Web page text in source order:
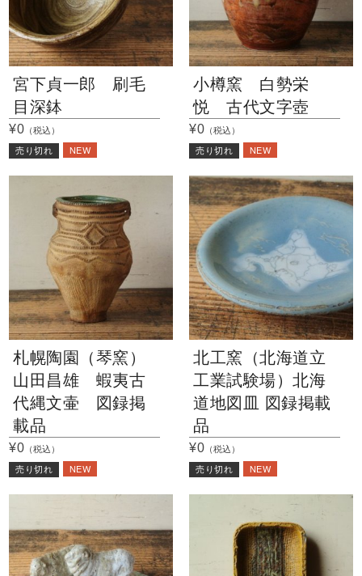
宮下貞一郎 刷毛
目深鉢
¥0 （税込）
売り切れ NEW
小樽窯 白勢栄
悦 古代文字壺
¥0 （税込）
売り切れ NEW
札幌陶園（琴窯）
山田昌雄 蝦夷古
代縄文壷 図録掲
載品
¥0 （税込）
売り切れ NEW
北工窯（北海道立
工業試験場）北海
道地図皿 図録掲載
品
¥0 （税込）
売り切れ NEW